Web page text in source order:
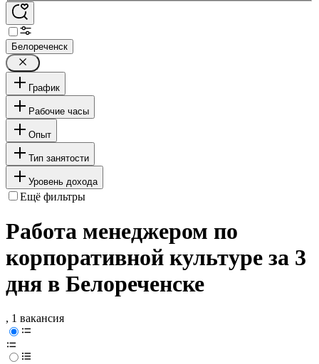
Белореченск
График
Рабочие часы
Опыт
Тип занятости
Уровень дохода
Ещё фильтры
Работа менеджером по
корпоративной культуре за 3
дня в Белореченске
, 1 вакансия